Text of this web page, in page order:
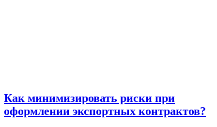
Как минимизировать риски при
оформлении экспортных контрактов?